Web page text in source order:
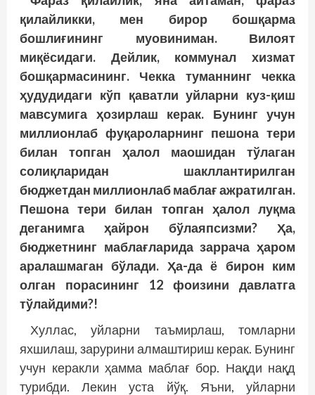
қилайликки, мен бирор бош­қарма
бошлиғининг муовиниман. Вилоят
миқёсидаги. Дейлик, коммунал хизмат
бошқармасининг. Чекка туманнинг чекка
ҳудудидаги кўп қаватли уйларни куз-қиш
мавсумига ҳозирлаш керак. Бунинг учун
миллионлаб фуқароларнинг пешона тери
билан топган ҳалол маошидан тўлаган
солиқларидан шакллантирилган
бюджетдан миллионлаб маблағ ажратилган.
Пешона тери билан топган ҳалол луқма
деганимга ҳайрон бўлаяпсизми? Ҳа,
бюджетнинг маблағларида заррача ҳаром
аралашмаган бўлади. Ҳа-да ё бирон ким
олган порасининг 12 фоизини давлатга
тўлайдими?!
Хуллас, уйларни таъмирлаш, томларни
яхшилаш, зарурини алмаштириш керак. Бунинг
учун керакли ҳамма маблағ бор. Нақди нақд
турибди. Лекин уста йўқ. Яъни, уйларни